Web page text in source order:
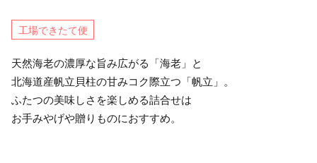
工場できたて便
天然海老の濃厚な旨み広がる「海老」と
北海道産帆立貝柱の甘みコク際立つ「帆立」。
ふたつの美味しさを楽しめる詰合せは
お手みやげや贈りものにおすすめ。